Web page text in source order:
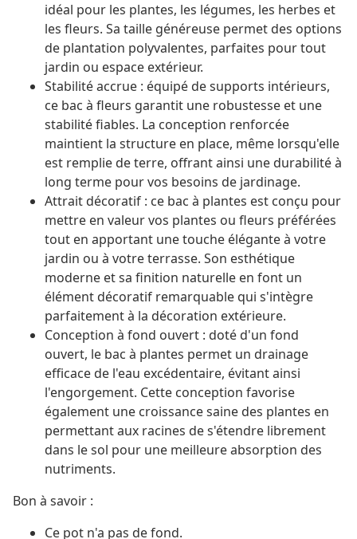
idéal pour les plantes, les légumes, les herbes et
les fleurs. Sa taille généreuse permet des options
de plantation polyvalentes, parfaites pour tout
jardin ou espace extérieur.
Stabilité accrue : équipé de supports intérieurs,
ce bac à fleurs garantit une robustesse et une
stabilité fiables. La conception renforcée
maintient la structure en place, même lorsqu'elle
est remplie de terre, offrant ainsi une durabilité à
long terme pour vos besoins de jardinage.
Attrait décoratif : ce bac à plantes est conçu pour
mettre en valeur vos plantes ou fleurs préférées
tout en apportant une touche élégante à votre
jardin ou à votre terrasse. Son esthétique
moderne et sa finition naturelle en font un
élément décoratif remarquable qui s'intègre
parfaitement à la décoration extérieure.
Conception à fond ouvert : doté d'un fond
ouvert, le bac à plantes permet un drainage
efficace de l'eau excédentaire, évitant ainsi
l'engorgement. Cette conception favorise
également une croissance saine des plantes en
permettant aux racines de s'étendre librement
dans le sol pour une meilleure absorption des
nutriments.
Bon à savoir :
Ce pot n'a pas de fond.